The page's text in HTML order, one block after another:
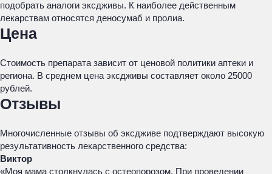
подобрать аналоги эксдживы. К наиболее действенным
лекарствам относятся деносумаб и пролиа.
Цена
Стоимость препарата зависит от ценовой политики аптеки и
региона. В среднем цена эксдживы составляет около 25000
рублей.
Отзывы
Многочисленные отзывы об эксдживе подтверждают высокую
результативность лекарственного средства:
Виктор
«Моя мама столкнулась с остеопорозом. При проведении